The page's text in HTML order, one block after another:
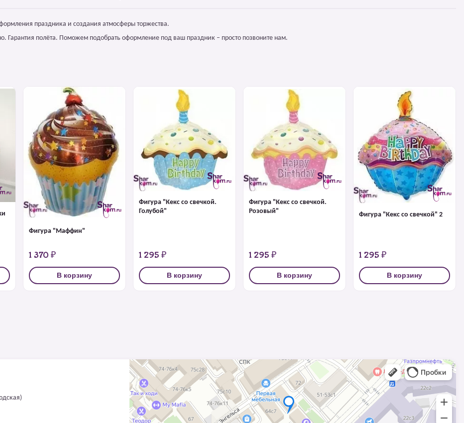
праздника и создания атмосферы торжества.
Гарантия полёта. Поможем подобрать оформление под ваш праздник – просто позвоните нам.
Фигура "Маффин"
1 370 ₽
В корзину
Фигура "Кекс со свечкой.
Голубой"
1 295 ₽
В корзину
Фигура "Кекс со свечкой.
Розовый"
1 295 ₽
В корзину
Фигура "Кекс со свечкой" 2
1 295 ₽
В корзину